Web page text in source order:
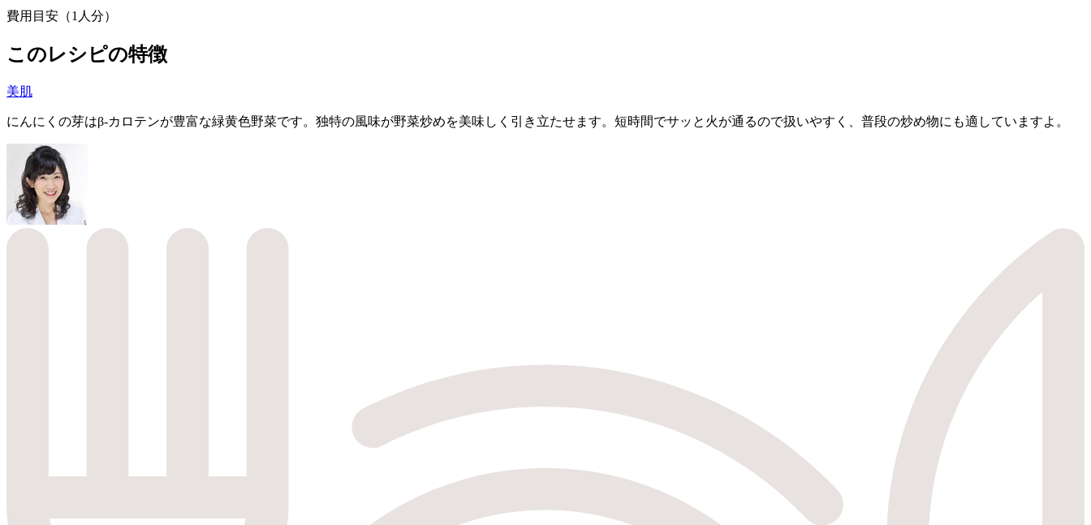
費用目安（1人分）
このレシピの特徴
美肌
にんにくの芽はβ-カロテンが豊富な緑黄色野菜です。独特の風味が野菜炒めを美味しく引き立たせます。短時間でサッと火が通るので扱いやすく、普段の炒め物にも適していますよ。